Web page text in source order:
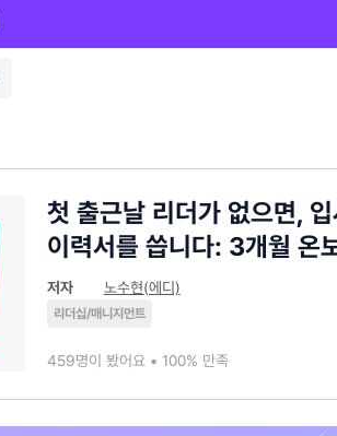
첫 출근날 리더가 없으면,
이력서를 씁니다: 3개월 온
저자 노수현(에디)
리더십/매니지먼트
459명이 봤어요 • 100% 만족